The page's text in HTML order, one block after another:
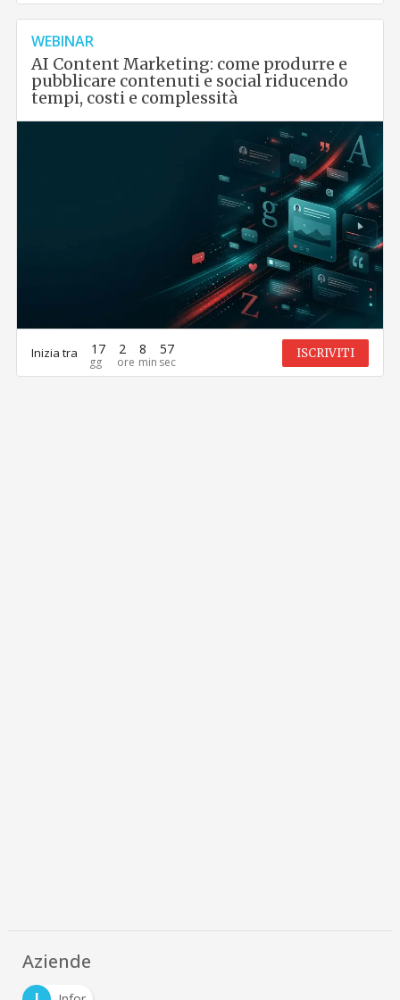
WEBINAR
AI Content Marketing: come produrre e
pubblicare contenuti e social riducendo
tempi, costi e complessità
Inizia tra 17 2 8 57 ISCRIVITI
Aziende